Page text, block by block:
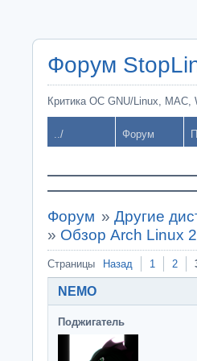
Форум
Критика ОС GNU/Linux, MAC,
../ Форум
Форум » Другие
» Обзор Arch Linux
Страницы Назад 1 2
NEMO
Поджигатель